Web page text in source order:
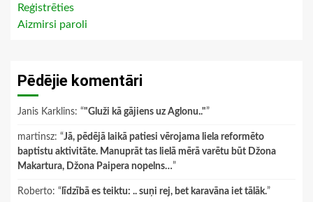
Reģistrēties
Aizmirsi paroli
Pēdējie komentāri
Janis Karklins: “"Gluži kā gājiens uz Aglonu.."”
martinsz: “Jā, pēdējā laikā patiesi vērojama liela reformēto
baptistu aktivitāte. Manuprāt tas lielā mērā varētu būt Džona
Makartura, Džona Paipera nopelns…”
Roberto: “ līdzībā es teiktu: .. suņi rej, bet karavāna iet tālāk.”